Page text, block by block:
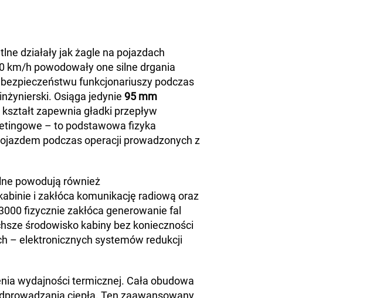
działały jak żagle na pojazdach
km/h powodowały one silne drgania
funkcjonariuszy podczas
Osiąga jedynie 95 mm
zapewnia gładki przepływ
– to podstawowa fizyka
podczas operacji prowadzonych z
powodują również
i zakłóca komunikację radiową oraz
fizycznie zakłóca generowanie fal
środowisko kabiny bez konieczności
– elektronicznych systemów redukcji
wydajności termicznej. Cała obudowa
ciepła. Ten zaawansowany